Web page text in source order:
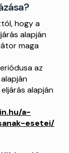
hogy a
alapján
maga
az
alapján
a-
esetei/